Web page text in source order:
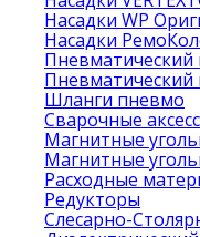
Насадки WP
Насадки
Пневматический
Пневматический
Шланги пневмо
Сварочные
Магнитные
Магнитные
Расходные
Редукторы
Слесарно-